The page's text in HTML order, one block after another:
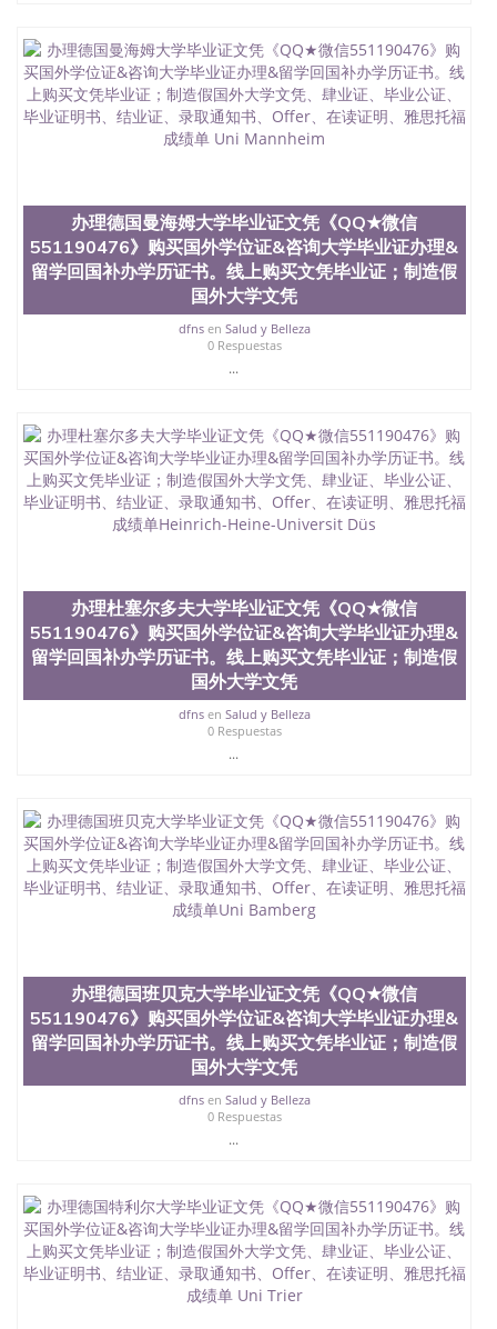
凭、肆业证、毕业公证、毕业证明书、结业证、录取
通知书、Offer、在读证明、雅思托福成绩单
Ruprecht-Karls-Universit Heidelberg
办理德国曼海姆大学毕业证文凭《QQ★微信
551190476》购买国外学位证&咨询大学毕业证办理&
留学回国补办学历证书。线上购买文凭毕业证；制造假
国外大学文凭
dfnsen Salud y Belleza
0 Respuestas
...
办理杜塞尔多夫大学毕业证文凭《QQ★微信
551190476》购买国外学位证&咨询大学毕业证办理&
留学回国补办学历证书。线上购买文凭毕业证；制造假
国外大学文凭
dfnsen Salud y Belleza
0 Respuestas
...
办理德国班贝克大学毕业证文凭《QQ★微信
551190476》购买国外学位证&咨询大学毕业证办理&
留学回国补办学历证书。线上购买文凭毕业证；制造假
国外大学文凭
dfnsen Salud y Belleza
0 Respuestas
...